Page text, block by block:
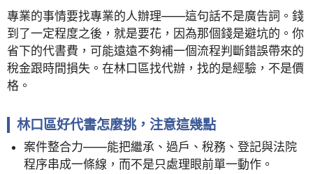
專業的事情要找專業的人辦理——這句話不是廣告詞。錢
到了一定程度之後，就是要花，因為那個錢是避坑的。你
省下的代書費，可能遠遠不夠補一個流程判斷錯誤帶來的
稅金跟時間損失。在林口區找代辦，找的是經驗，不是價
格。
林口區好代書怎麼挑，注意這幾點
案件整合力——能把繼承、過戶、稅務、登記與法院
程序串成一條線，而不是只處理眼前單一動作。